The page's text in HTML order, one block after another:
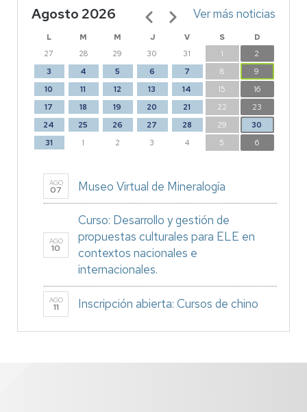
Agosto 2026
L M M J V S
D
27
28 29 30 31 1
2
3
4 5 6 7 8
9
10
11 12 13 14 15
16
17
18 19 20 21 22
23
24
25 26 27 28 29
30
31
1 2 3 4 5 6
Paginación Ver más noticias
AGO
07 Museo Virtual de Mineralogía
AGO
10
Curso: Desarrollo y gestión de
propuestas culturales para ELE en
contextos nacionales e
internacionales.
AGO
11 Inscripción abierta: Cursos de chino